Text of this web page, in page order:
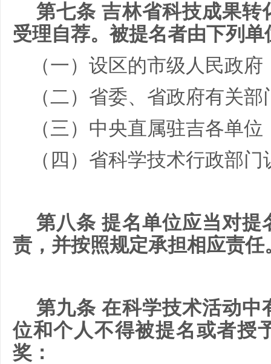
第七条 吉林省科技成果
受理自荐。被提名者由下列单
（一）设区的市级人民政府
（二）省委、省政府有关部
（三）中央直属驻吉各单位
（四）省科学技术行政部
第八条 提名单位应当对
责，并按照规定承担相应责任
第九条 在科学技术活动
位和个人不得被提名或者授
奖：